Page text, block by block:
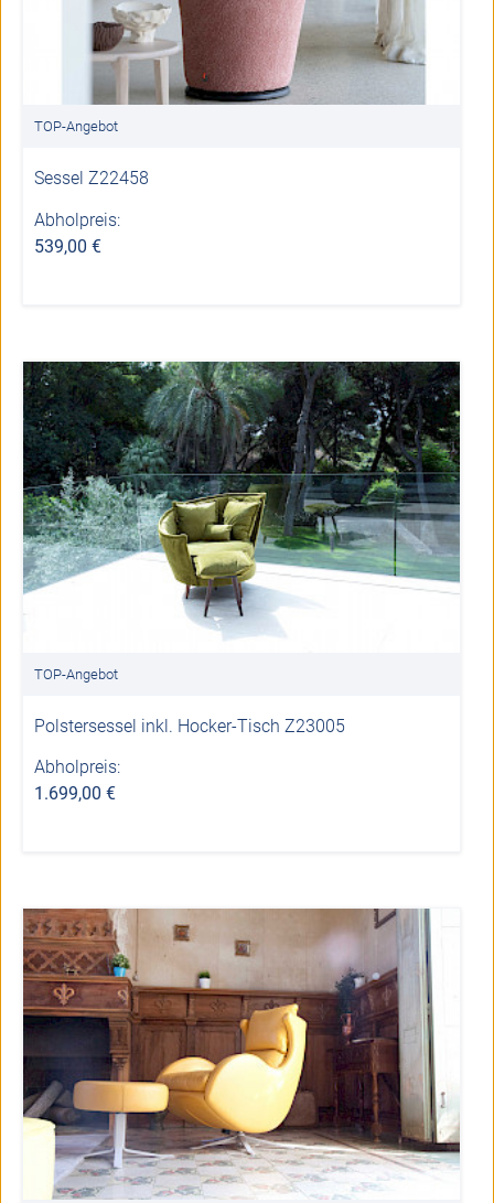
TOP-Angebot
Sessel Z22458
Abholpreis:
539,00 €
TOP-Angebot
Polstersessel inkl. Hocker-Tisch Z23005
Abholpreis:
1.699,00 €